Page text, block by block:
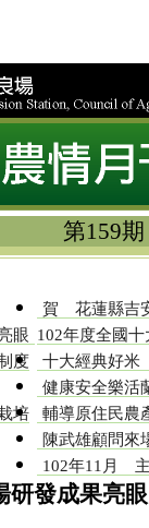
第159
眼
度
培
賀 花蓮縣吉
102年度全國
十大經典好
健康安全樂
輔導原住民
陳武雄顧問來
102年11月
發成果亮眼